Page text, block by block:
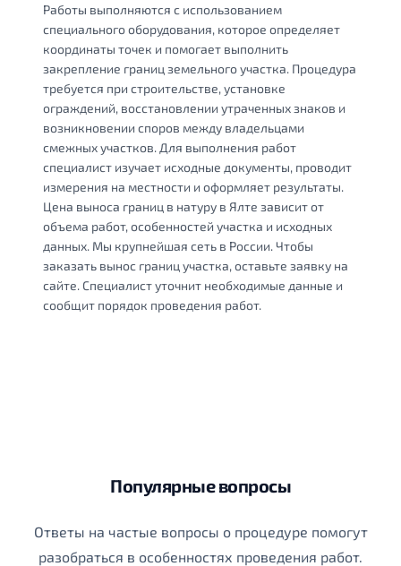
Работы выполняются с использованием
специального оборудования, которое определяет
координаты точек и помогает выполнить
закрепление границ земельного участка. Процедура
требуется при строительстве, установке
ограждений, восстановлении утраченных знаков и
возникновении споров между владельцами
смежных участков. Для выполнения работ
специалист изучает исходные документы, проводит
измерения на местности и оформляет результаты.
Цена выноса границ в натуру в Ялте зависит от
объема работ, особенностей участка и исходных
данных. Мы крупнейшая сеть в России. Чтобы
заказать вынос границ участка, оставьте заявку на
сайте. Специалист уточнит необходимые данные и
сообщит порядок проведения работ.
Популярные вопросы
Ответы на частые вопросы о процедуре помогут
разобраться в особенностях проведения работ.